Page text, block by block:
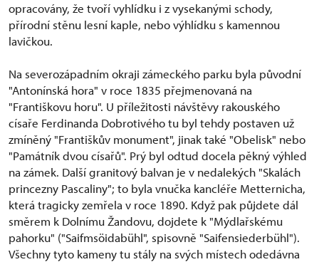
opracovány, že tvoří vyhlídku i z vysekanými schody,
přírodní stěnu lesní kaple, nebo výhlídku s kamennou
lavičkou.
Na severozápadním okraji zámeckého parku byla původní
"Antonínská hora" v roce 1835 přejmenovaná na
"Františkovu horu". U příležitosti návštěvy rakouského
císaře Ferdinanda Dobrotivého tu byl tehdy postaven už
zmíněný "Františkův monument", jinak také "Obelisk" nebo
"Památník dvou císařů". Prý byl odtud docela pěkný výhled
na zámek. Další granitový balvan je v nedalekých "Skalách
princezny Pascaliny"; to byla vnučka kancléře Metternicha,
která tragicky zemřela v roce 1890. Když pak půjdete dál
směrem k Dolnímu Žandovu, dojdete k "Mýdlařskému
pahorku" ("Saifmsöidabühl", spisovně "Saifensiederbühl").
Všechny tyto kameny tu stály na svých místech odedávna